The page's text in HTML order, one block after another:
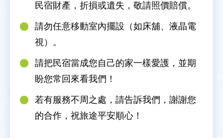
民宿財產，折損或遺失，敬請照價賠償。
請勿任意移動室內擺設（如床舖、液晶電
視）。
請把民宿當成您自己的家一樣愛護，並期
盼您常回來看我們！
若有服務不周之處，請告訴我們，謝謝您
的合作，祝旅途平安順心！